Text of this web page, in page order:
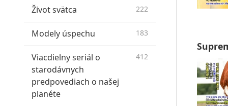
Život svätca 222
Modely úspechu 183
Viacdielny seriál o
starodávnych
predpovediach o našej
planéte
412